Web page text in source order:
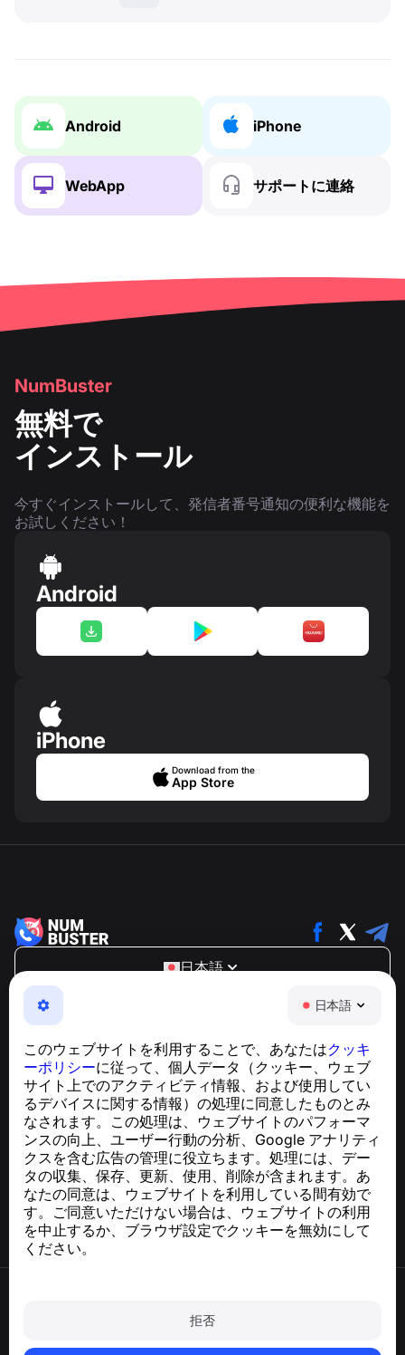
日本語
このウェブサイトを利用することで、あなたはクッキ
ーポリシーに従って、個人データ（クッキー、ウェブ
サイト上でのアクティビティ情報、および使用してい
るデバイスに関する情報）の処理に同意したものとみ
なされます。この処理は、ウェブサイトのパフォーマ
ンスの向上、ユーザー行動の分析、Google アナリティ
クスを含む広告の管理に役立ちます。処理には、デー
タの収集、保存、更新、使用、削除が含まれます。あ
なたの同意は、ウェブサイトを利用している間有効で
す。ご同意いただけない場合は、ウェブサイトの利用
を中止するか、ブラウザ設定でクッキーを無効にして
ください。
拒否
Android iPhone
WebApp サポートに連絡
NumBuster
無料で
インストール
今すぐインストールして、発信者番号通知の便利な機能を
お試しください！
Android
iPhone
Download from the
App Store
日本語
NumBuster © 2013—2026 ·
support@numbuster.com
電話詐欺、スパム、不審なメッセージからあなたを守る、
GDPR準拠に関するお問い合わせ：
support@numbuster.com
ヘルプセンター
ニュースと記事
プロジェクトについて
連絡先